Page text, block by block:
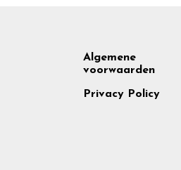
Footer
Algemene
voorwaarden
Privacy Policy